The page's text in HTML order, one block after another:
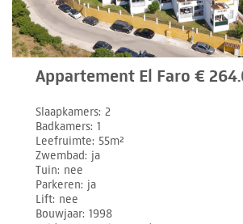
Appartement El Faro €
Slaapkamers 2
Badkamers 1
Leefruimte 55m²
Zwembad ja
Tuin nee
Parkeren ja
Lift nee
Bouwjaar 1998